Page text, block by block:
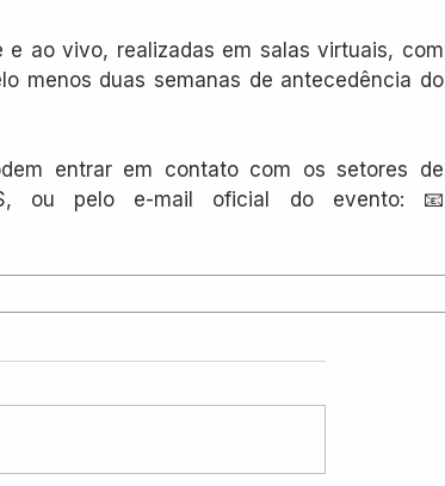
ao vivo, realizadas em salas virtuais, com
menos duas semanas de antecedência do
entrar em contato com os setores de